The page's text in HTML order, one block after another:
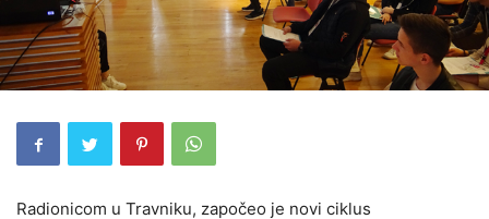
Radionicom u Travniku, započeo je novi ciklus